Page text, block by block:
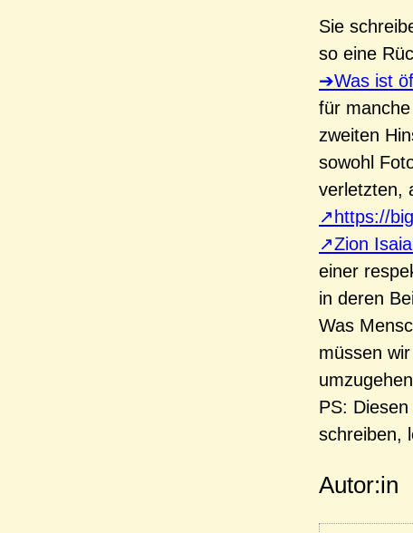
Sie
so eine
Was ist
für
zweiten
sowohl
verletzten,
https://
Zion
einer
in deren
Was
müssen
PS: Diesen
schreiben,
Autor:in